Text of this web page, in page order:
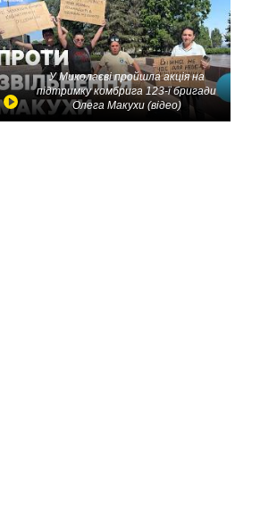
У Миколаєві пройшла акція на
підтримку комбрига 123-ї бригади
Олега Макухи (відео)